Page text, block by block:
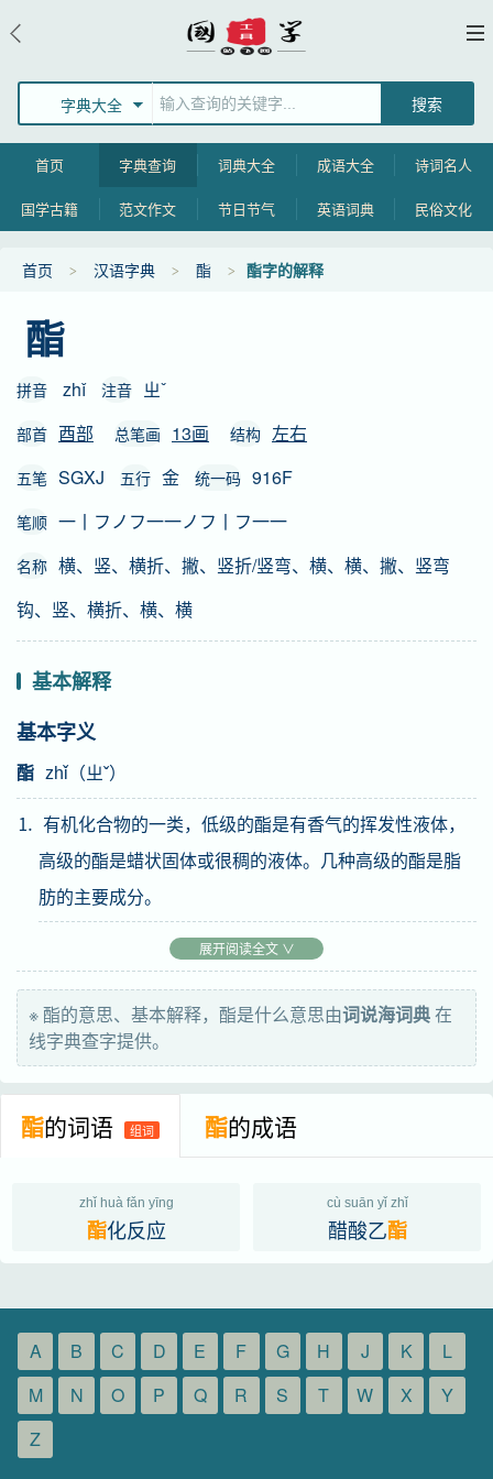
字典大全
首页 字典查询 词典大全 成语大全 诗词名人
国学古籍 范文作文 节日节气 英语词典 民俗文化
首页 汉语字典 酯 酯字的解释
酯
拼音 zhǐ 注音 ㄓˇ
部首 酉部 总笔画 13画 结构 左右
五笔 SGXJ 五行 金 统一码 916F
笔顺 一丨フノフ一一ノフ丨フ一一
名称 横、竖、横折、撇、竖折/竖弯、横、横、撇、竖弯
钩、竖、横折、横、横
基本解释
基本字义
酯 zhǐ（ㄓˇ）
⒈ 有机化合物的一类，低级的酯是有香气的挥发性液体，
高级的酯是蜡状固体或很稠的液体。几种高级的酯是脂
肪的主要成分。
ester
展开阅读全文 ∨
※ 酯的意思、基本解释，酯是什么意思由词说海词典在
线字典查字提供。
酯的词语 组词 酯的成语
zhǐ huà fǎn yīng
酯化反应
cù suān yǐ zhǐ
醋酸乙酯
A B C D E F G H J K
L
M
N O P Q R S T W X
Y
Z